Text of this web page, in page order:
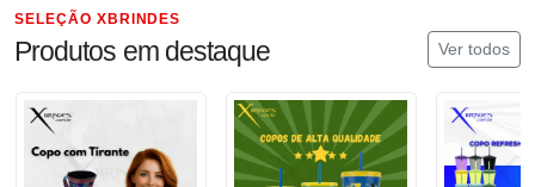
SELEÇÃO XBRINDES
Produtos em destaque Ver todos